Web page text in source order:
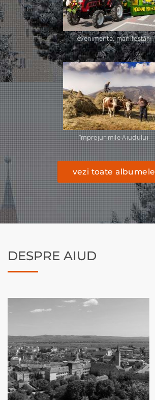
evenimente, manifestări
împrejurimile Aiudului
vezi toate albumele
DESPRE AIUD